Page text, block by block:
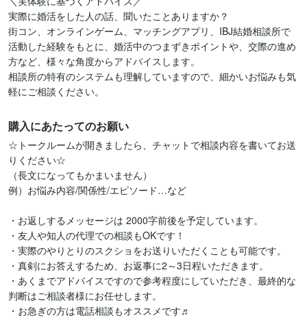
実際に婚活をした人の話、聞いたことありますか？
街コン、オンラインゲーム、マッチングアプリ、IBJ結婚相談所で
活動した経験をもとに、婚活中のつまずきポイントや、交際の進め
方など、様々な角度からアドバイスします。
相談所の特有のシステムも理解していますので、細かいお悩みも気
軽にご相談ください。
購入にあたってのお願い
☆トークルームが開きましたら、チャットで相談内容を書いてお送
りください☆
（長文になってもかまいません）
例）お悩み内容/関係性/エピソード…など
・お返しするメッセージは 2000字前後を予定しています。
・友人や知人の代理での相談もOKです！
・実際のやりとりのスクショをお送りいただくことも可能です。
・真剣にお答えするため、お返事に2～3日程いただきます。
・あくまでアドバイスですので参考程度にしていただき、最終的な
判断はご相談者様にお任せします。